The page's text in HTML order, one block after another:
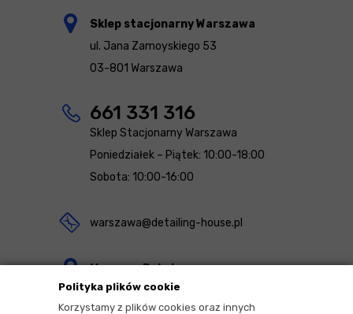
Polityka plików cookie
Korzystamy z plików cookies oraz innych
Sklep stacjonarny Warszawa
ul. Jana Zamoyskiego 53
03-801 Warszawa
661 331 316
Sklep Stacjonarny Warszawa
Poniedziałek – Piątek: 10:00-18:00
Sobota: 10:00-16:00
warszawa@detailing-house.pl
Magazyn Rekcin
Nomos Sp. z o.o. sp.k.